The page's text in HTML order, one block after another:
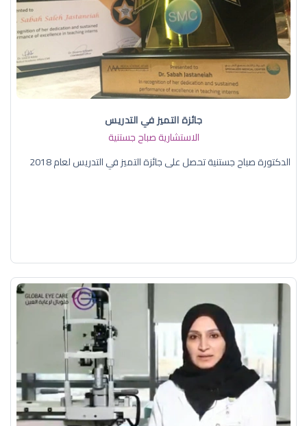
جائزة التميز في التدريس
الاستشارية صباح جستنية
الدكتورة صباح جستنية تحصل على جائزة التميز في التدريس لعام 2018